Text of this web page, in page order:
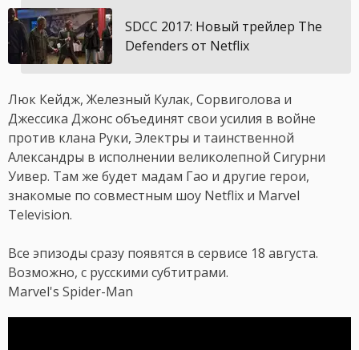
SDCC 2017: Новый трейлер The
Defenders от Netflix
Люк Кейдж, Железный Кулак, Сорвиголова и
Джессика Джонс объединят свои усилия в войне
против клана Руки, Электры и таинственной
Александры в исполнении великолепной Сигурни
Уивер. Там же будет мадам Гао и другие герои,
знакомые по совместным шоу Netflix и Marvel
Television.
Все эпизоды сразу появятся в сервисе 18 августа.
Возможно, с русскими субтитрами.
Marvel's Spider-Man